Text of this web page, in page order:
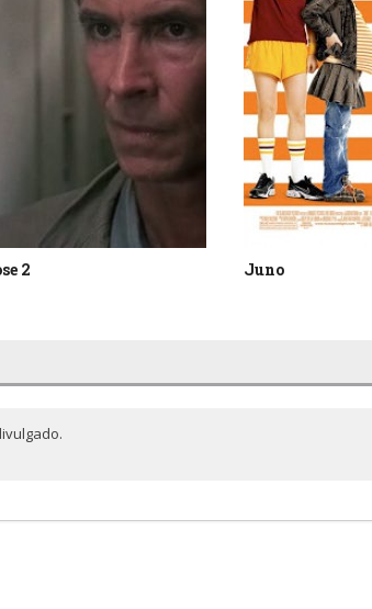
2 Juno